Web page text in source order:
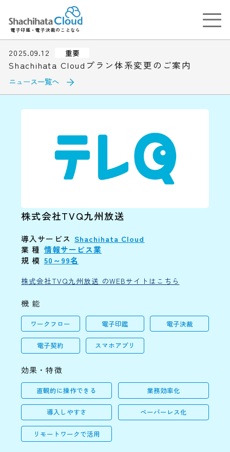
電子印鑑・電子決裁のことなら
2025.09.12 重要
Shachihata Cloudプラン体系変更のご案内
ニュース一覧へ
株式会社TVQ九州放送
導入サービス Shachihata Cloud
業 種 情報サービス業
規 模 50～99名
株式会社TVQ九州放送 のWEBサイトはこちら
機 能
ワークフロー 電子印鑑 電子決裁
電子契約 スマホアプリ
効果・特徴
直観的に操作できる 業務効率化
導入しやすさ ペーパーレス化
リモートワークで活用